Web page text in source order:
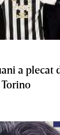
a plecat
Torino